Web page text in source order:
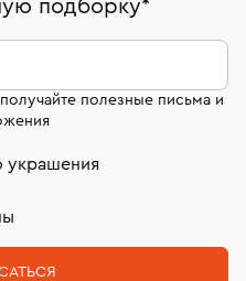
возврата
часов смотрите на
геммологических
подборку*
полезные письма и
украшения